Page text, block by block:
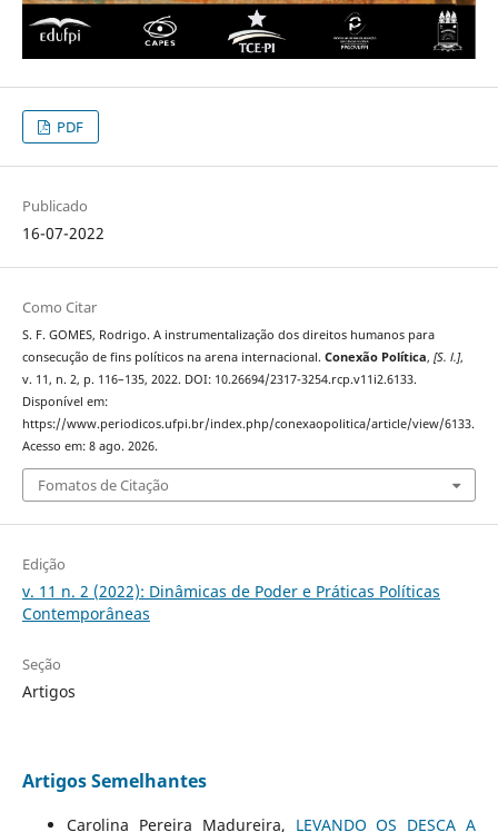
PDF
Publicado
16-07-2022
Como Citar
S. F. GOMES, Rodrigo. A instrumentalização dos direitos humanos para
consecução de fins políticos na arena internacional. Conexão Política, [S. l.],
v. 11, n. 2, p. 116–135, 2022. DOI: 10.26694/2317-3254.rcp.v11i2.6133.
Disponível em:
https://www.periodicos.ufpi.br/index.php/conexaopolitica/article/view/6133.
Acesso em: 8 ago. 2026.
Fomatos de Citação
Edição
v. 11 n. 2 (2022): Dinâmicas de Poder e Práticas Políticas
Contemporâneas
Seção
Artigos
Artigos Semelhantes
Carolina Pereira Madureira, LEVANDO OS DESCA A